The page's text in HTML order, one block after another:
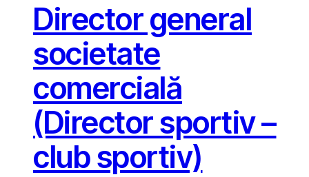
Director general
societate
comercială
(Director sportiv –
club sportiv)